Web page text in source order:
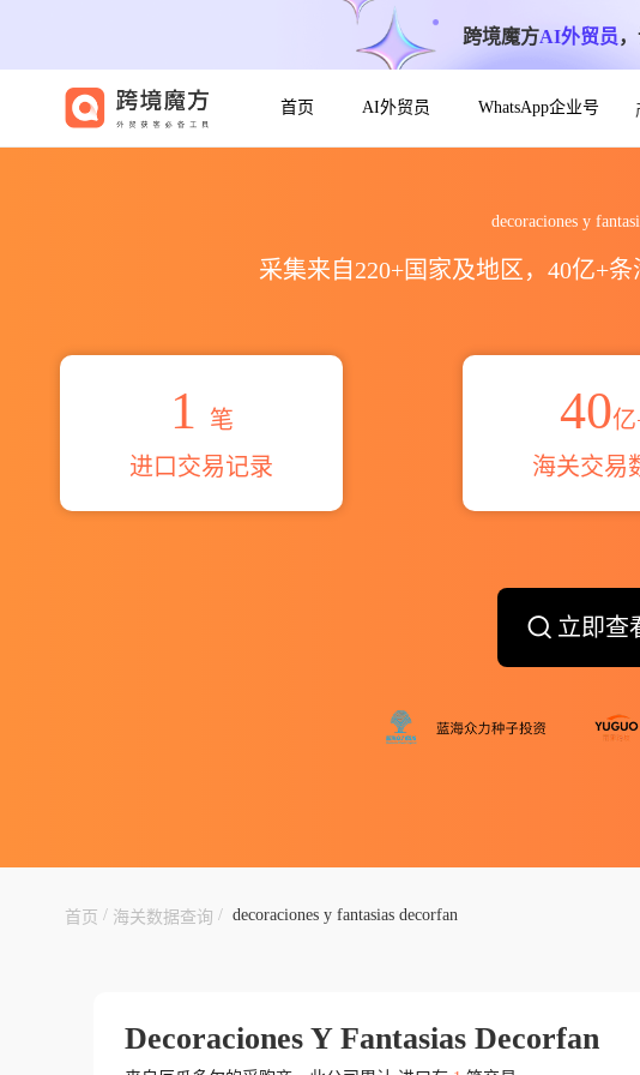
跨境魔方AI外贸员
首页 AI外贸员 WhatsApp企业号
decoraciones y
采集来自220+国家及地区，40亿+
1
笔
进口交易记录
40亿
海关交易
立即查
首页 / 海关数据查询 / decoraciones y fantasias decorfan
Decoraciones Y Fantasias Decorfan